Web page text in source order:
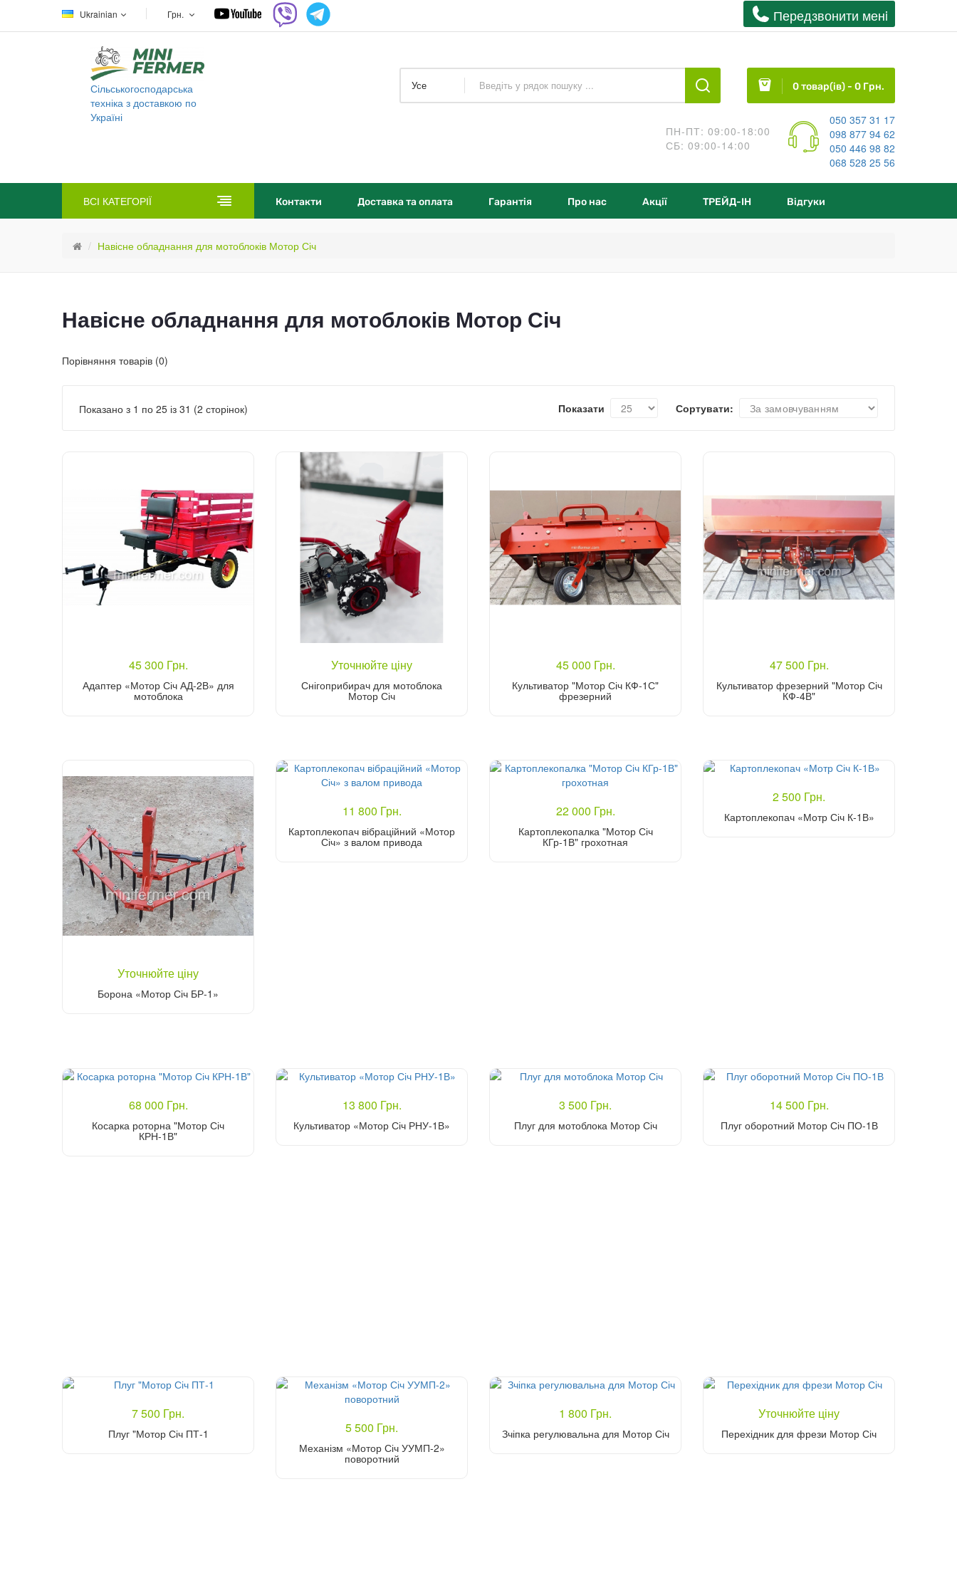
Ukrainian Грн. Передзвонити менi
Сільськогосподарська
техніка з доставкою по
Україні
0 товар(ів) - 0 Грн.
Усе
ПН-ПТ: 09:00-18:00
СБ: 09:00-14:00
050 357 31 17
098 877 94 62
050 446 98 82
068 528 25 56
ВСІ КАТЕГОРІЇ Контакти Доставка та оплата Гарантія Про нас Акції ТРЕЙД-IН Відгуки
Навісне обладнання для мотоблоків Мотор Січ
Навісне обладнання для мотоблоків Мотор Січ
Порівняння товарів (0)
Показано з 1 по 25 із 31 (2 сторінок) Сортувати:
Показати
45 300 Грн.
Адаптер «Мотор Січ АД-2В» для
мотоблока
Уточнюйте ціну
Снігоприбирач для мотоблока
Мотор Січ
45 000 Грн.
Культиватор "Мотор Січ КФ-1С"
фрезерний
47 500 Грн.
Культиватор фрезерний "Мотор Січ
КФ-4В"
Уточнюйте ціну
Борона «Мотор Січ БР-1»
11 800 Грн.
Картоплекопач вібраційний «Мотор
Січ» з валом привода
22 000 Грн.
Картоплекопалка "Мотор Січ
КГр-1В" грохотная
2 500 Грн.
Картоплекопач «Мотр Січ К-1В»
68 000 Грн.
Косарка роторна "Мотор Січ
КРН-1В"
13 800 Грн.
Культиватор «Мотор Січ РНУ-1В»
3 500 Грн.
Плуг для мотоблока Мотор Січ
14 500 Грн.
Плуг оборотний Мотор Січ ПО-1В
7 500 Грн.
Плуг "Мотор Січ ПТ-1
5 500 Грн.
Механізм «Мотор Січ УУМП-2»
поворотний
1 800 Грн.
Зчіпка регулювальна для Мотор Січ
Уточнюйте ціну
Перехідник для фрези Мотор Січ